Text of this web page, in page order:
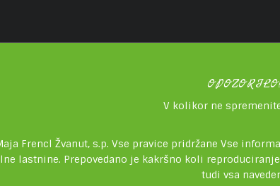
V kolikor ne
Frencl Žvanut, s.p. Vse pravice pridržane Vse
lastnine. Prepovedano je kakršno koli
tudi vsa